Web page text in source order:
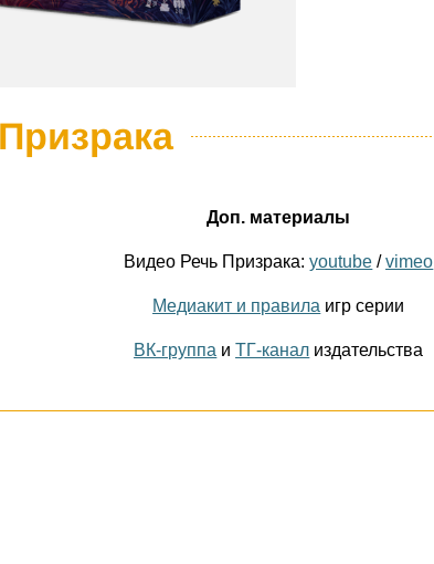
Доп. материалы
Видео Речь Призрака:youtube /vimeo
Медиакит и правила игр серии
ВК-группа иТГ-канал издательства